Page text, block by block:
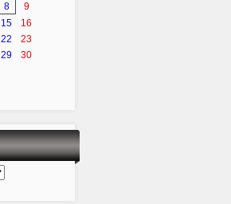
8
9
15
16
22
23
29
30